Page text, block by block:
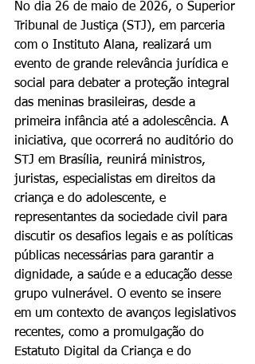
No dia 26 de maio de 2026, o Superior
Tribunal de Justiça (STJ), em parceria
com o Instituto Alana, realizará um
evento de grande relevância jurídica e
social para debater a proteção integral
das meninas brasileiras, desde a
primeira infância até a adolescência. A
iniciativa, que ocorrerá no auditório do
STJ em Brasília, reunirá ministros,
juristas, especialistas em direitos da
criança e do adolescente, e
representantes da sociedade civil para
discutir os desafios legais e as políticas
públicas necessárias para garantir a
dignidade, a saúde e a educação desse
grupo vulnerável. O evento se insere
em um contexto de avanços legislativos
recentes, como a promulgação do
Estatuto Digital da Criança e do